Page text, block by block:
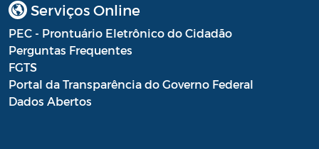
Serviços Online
PEC - Prontuário Eletrônico do Cidadão
Perguntas Frequentes
FGTS
Portal da Transparência do Governo Federal
Dados Abertos